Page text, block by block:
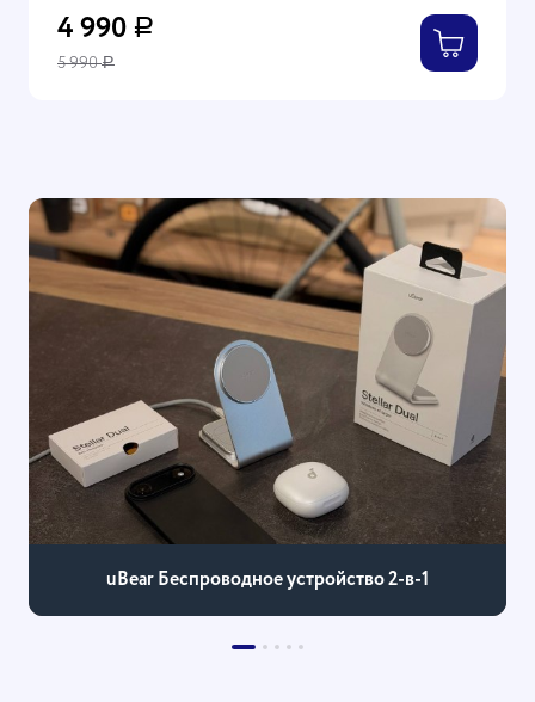
4 990 Р
5 990Р
uBear Беспроводное устройство 2-в-1